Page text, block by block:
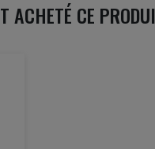
ACHETÉ CE